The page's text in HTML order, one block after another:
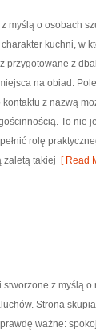
myślą o osobach
kuchni, w
z
na obiad.
z nazwą
To nie
rolę
zaletą takiej [ Read
z myślą o
Strona
ważne: